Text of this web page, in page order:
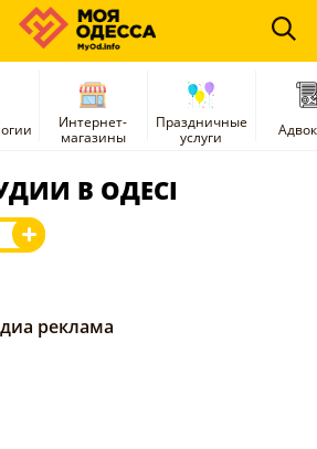
Интернет-
магазины
Праздничные
услуги
В ОДЕСІ
реклама